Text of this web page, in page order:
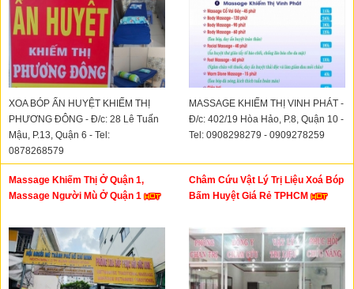
XOA BÓP ẤN HUYỆT KHIẾM THỊ
PHƯƠNG ĐÔNG - Đ/c: 28 Lê Tuấn
Mậu, P.13, Quận 6 - Tel:
0878268579
MASSAGE KHIẾM THỊ VINH PHÁT -
Đ/c: 402/19 Hòa Hảo, P.8, Quận 10 -
Tel: 0908298279 - 0909278259
Massage Khiếm Thị Ở Quận 1,
Massage Người Mù Ở Quận 1
Châm Cứu Vật Lý Trị Liệu Xoá Bóp
Bấm Huyệt Giá Rẻ TPHCM